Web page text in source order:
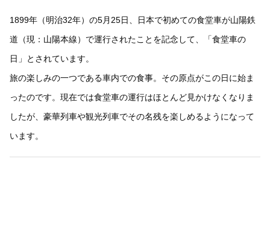
1899年（明治32年）の5月25日、日本で初めての食堂車が山陽鉄
道（現：山陽本線）で運行されたことを記念して、「食堂車の
日」とされています。
旅の楽しみの一つである車内での食事。その原点がこの日に始ま
ったのです。現在では食堂車の運行はほとんど見かけなくなりま
したが、豪華列車や観光列車でその名残を楽しめるようになって
います。